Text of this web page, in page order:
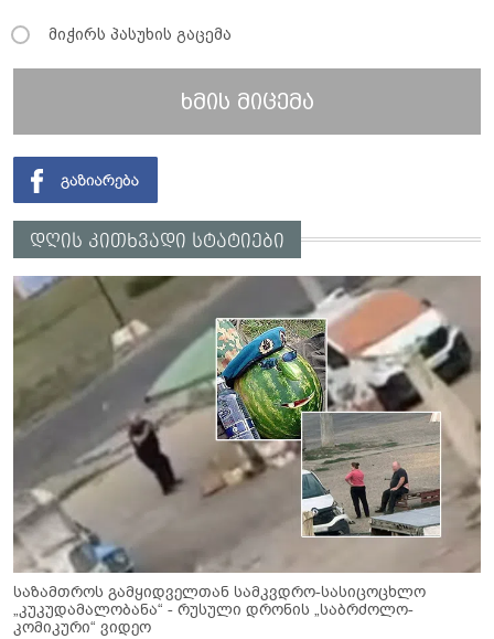
მიჭირს პასუხის გაცემა
ხმის მიცემა
დღის კითხვადი სტატიები
საზამთროს გამყიდველთან სამკვდრო-სასიცოცხლო
„კუკუდამალობანა“ - რუსული დრონის „საბრძოლო-
კომიკური“ ვიდეო